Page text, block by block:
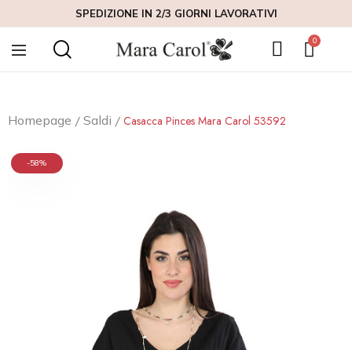
SPEDIZIONE IN 2/3 GIORNI LAVORATIVI
Homepage Saldi Casacca Pinces Mara Carol 53592
-58%